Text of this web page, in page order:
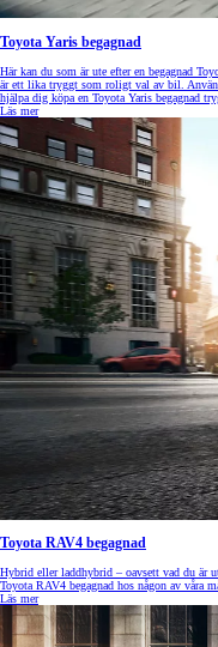
Toyota Yaris begagnad
Här kan du som är ute efter en begagnad
är ett lika tryggt som roligt val av bil.
hjälpa dig köpa en Toyota Yaris begagnad
Läs mer
Toyota RAV4 begagnad
Hybrid eller laddhybrid – oavsett vad du är
Toyota RAV4 begagnad hos någon av våra
Läs mer